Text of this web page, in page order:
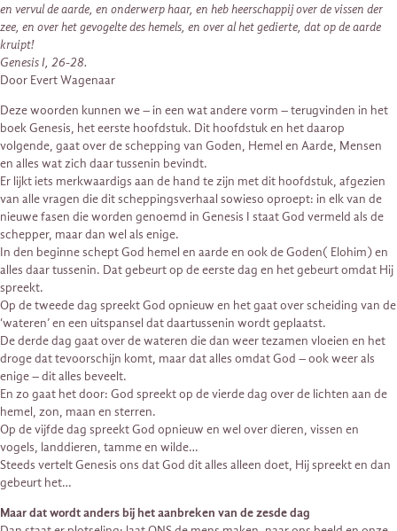
en vervul de aarde, en onderwerp haar, en heb heerschappij over de vissen der
zee, en over het gevogelte des hemels, en over al het gedierte, dat op de aarde
kruipt!
Genesis I, 26-28.
Door Evert Wagenaar
Deze woorden kunnen we – in een wat andere vorm – terugvinden in het
boek Genesis, het eerste hoofdstuk. Dit hoofdstuk en het daarop
volgende, gaat over de schepping van Goden, Hemel en Aarde, Mensen
en alles wat zich daar tussenin bevindt.
Er lijkt iets merkwaardigs aan de hand te zijn met dit hoofdstuk, afgezien
van alle vragen die dit scheppingsverhaal sowieso oproept: in elk van de
nieuwe fasen die worden genoemd in Genesis I staat God vermeld als de
schepper, maar dan wel als enige.
In den beginne schept God hemel en aarde en ook de Goden( Elohim) en
alles daar tussenin. Dat gebeurt op de eerste dag en het gebeurt omdat Hij
spreekt.
Op de tweede dag spreekt God opnieuw en het gaat over scheiding van de
‘wateren’ en een uitspansel dat daartussenin wordt geplaatst.
De derde dag gaat over de wateren die dan weer tezamen vloeien en het
droge dat tevoorschijn komt, maar dat alles omdat God – ook weer als
enige – dit alles beveelt.
En zo gaat het door: God spreekt op de vierde dag over de lichten aan de
hemel, zon, maan en sterren.
Op de vijfde dag spreekt God opnieuw en wel over dieren, vissen en
vogels, landdieren, tamme en wilde…
Steeds vertelt Genesis ons dat God dit alles alleen doet, Hij spreekt en dan
gebeurt het…
Maar dat wordt anders bij het aanbreken van de zesde dag